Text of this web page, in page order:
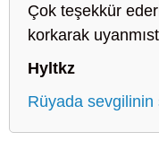
Çok teşekkür
korkarak
Hyltkz
Rüyada sevgilinin